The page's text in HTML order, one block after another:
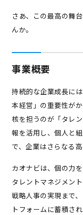
さあ、この最高の舞
んか。
事業概要
持続的な企業成長に
本経営」の重要性が
核を担うのが「タレ
報を活用し、個人と
で、企業はさらなる高
カオナビは、個の力
タレントマネジメン
戦略人事の実現まで
トフォームに蓄積さ